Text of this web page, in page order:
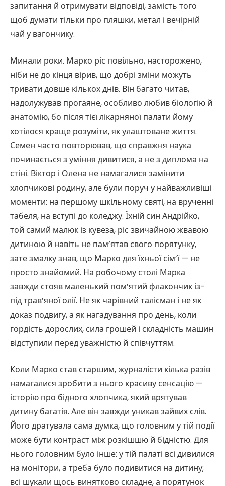
запитання й отримувати відповіді, замість того
щоб думати тільки про пляшки, метал і вечірній
чай у вагончику.
Минали роки. Марко ріс повільно, насторожено,
ніби не до кінця вірив, що добрі зміни можуть
тривати довше кількох днів. Він багато читав,
надолужував прогаяне, особливо любив біологію й
анатомію, бо після тієї лікарняної палати йому
хотілося краще розуміти, як улаштоване життя.
Семен часто повторював, що справжня наука
починається з уміння дивитися, а не з диплома на
стіні. Віктор і Олена не намагалися замінити
хлопчикові родину, але були поруч у найважливіші
моменти: на першому шкільному святі, на врученні
табеля, на вступі до коледжу. Їхній син Андрійко,
той самий малюк із кувеза, ріс звичайною жвавою
дитиною й навіть не пам’ятав свого порятунку,
зате змалку знав, що Марко для їхньої сім’ї — не
просто знайомий. На робочому столі Марка
завжди стояв маленький пом’ятий флакончик із-
під трав’яної олії. Не як чарівний талісман і не як
доказ подвигу, а як нагадування про день, коли
гордість дорослих, сила грошей і складність машин
відступили перед уважністю й співчуттям.
Коли Марко став старшим, журналісти кілька разів
намагалися зробити з нього красиву сенсацію —
історію про бідного хлопчика, який врятував
дитину багатія. Але він завжди уникав зайвих слів.
Його дратувала сама думка, що головним у тій події
може бути контраст між розкішшю й бідністю. Для
нього головним було інше: у тій палаті всі дивилися
на монітори, а треба було подивитися на дитину;
всі шукали щось винятково складне, а порятунок